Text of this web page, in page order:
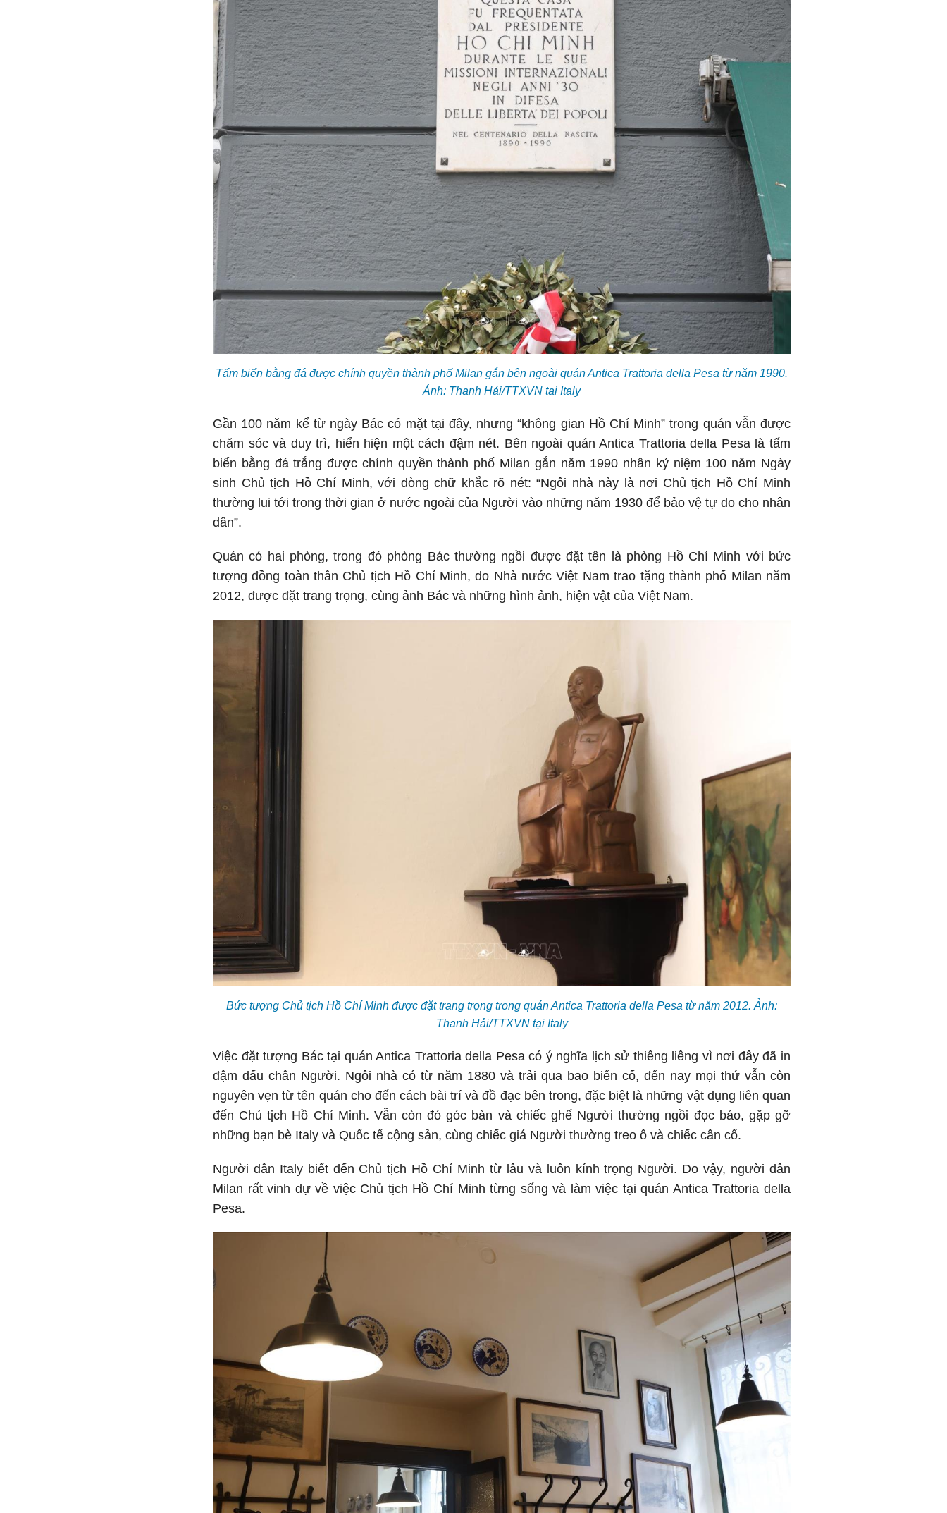
Tấm biển bằng đá được chính quyền thành phố Milan gắn bên ngoài quán Antica Trattoria della Pesa từ năm 1990.
Ảnh: Thanh Hải/TTXVN tại Italy
Gần 100 năm kể từ ngày Bác có mặt tại đây, nhưng “không gian Hồ Chí Minh” trong quán vẫn được
chăm sóc và duy trì, hiển hiện một cách đậm nét. Bên ngoài quán Antica Trattoria della Pesa là tấm
biển bằng đá trắng được chính quyền thành phố Milan gắn năm 1990 nhân kỷ niệm 100 năm Ngày
sinh Chủ tịch Hồ Chí Minh, với dòng chữ khắc rõ nét: “Ngôi nhà này là nơi Chủ tịch Hồ Chí Minh
thường lui tới trong thời gian ở nước ngoài của Người vào những năm 1930 để bảo vệ tự do cho nhân
dân”.
Quán có hai phòng, trong đó phòng Bác thường ngồi được đặt tên là phòng Hồ Chí Minh với bức
tượng đồng toàn thân Chủ tịch Hồ Chí Minh, do Nhà nước Việt Nam trao tặng thành phố Milan năm
2012, được đặt trang trọng, cùng ảnh Bác và những hình ảnh, hiện vật của Việt Nam.
Bức tượng Chủ tịch Hồ Chí Minh được đặt trang trọng trong quán Antica Trattoria della Pesa từ năm 2012. Ảnh:
Thanh Hải/TTXVN tại Italy
Việc đặt tượng Bác tại quán Antica Trattoria della Pesa có ý nghĩa lịch sử thiêng liêng vì nơi đây đã in
đậm dấu chân Người. Ngôi nhà có từ năm 1880 và trải qua bao biến cố, đến nay mọi thứ vẫn còn
nguyên vẹn từ tên quán cho đến cách bài trí và đồ đạc bên trong, đặc biệt là những vật dụng liên quan
đến Chủ tịch Hồ Chí Minh. Vẫn còn đó góc bàn và chiếc ghế Người thường ngồi đọc báo, gặp gỡ
những bạn bè Italy và Quốc tế cộng sản, cùng chiếc giá Người thường treo ô và chiếc cân cổ.
Người dân Italy biết đến Chủ tịch Hồ Chí Minh từ lâu và luôn kính trọng Người. Do vậy, người dân
Milan rất vinh dự về việc Chủ tịch Hồ Chí Minh từng sống và làm việc tại quán Antica Trattoria della
Pesa.